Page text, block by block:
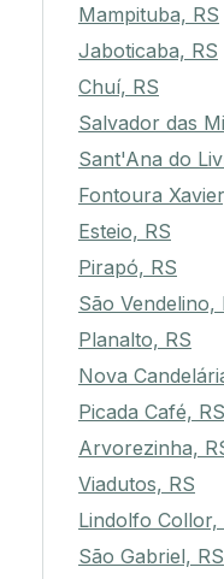
Mampituba, RS
Jaboticaba, RS
Chuí, RS
Salvador das
Sant'Ana do
Fontoura
Esteio, RS
Pirapó, RS
São Vendelino,
Planalto, RS
Nova
Picada Café, RS
Arvorezinha,
Viadutos, RS
Lindolfo Collor,
São Gabriel, RS